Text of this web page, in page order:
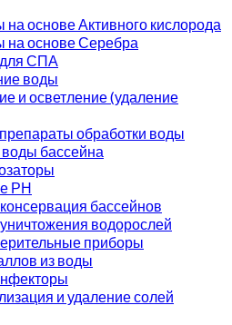
основе Активного кислорода
на основе Серебра
СПА
воды
и осветление (удаление
обработки воды
бассейна
РН
бассейнов
водорослей
приборы
из воды
и удаление солей